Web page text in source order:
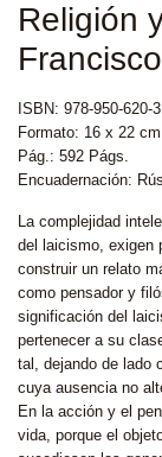
Religión
ISBN: 978-950-620-
Formato: 16 x 22 cm
Pág.: 592 Págs.
Encuadernación:
La complejidad
del laicismo, exigen
construir un relato
como pensador y
significación del
pertenecer a su
tal, dejando de lado
cuya ausencia no
En la acción y el
vida, porque el